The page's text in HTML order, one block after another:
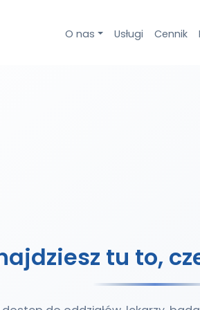
O nas Usługi Cennik
tu to,